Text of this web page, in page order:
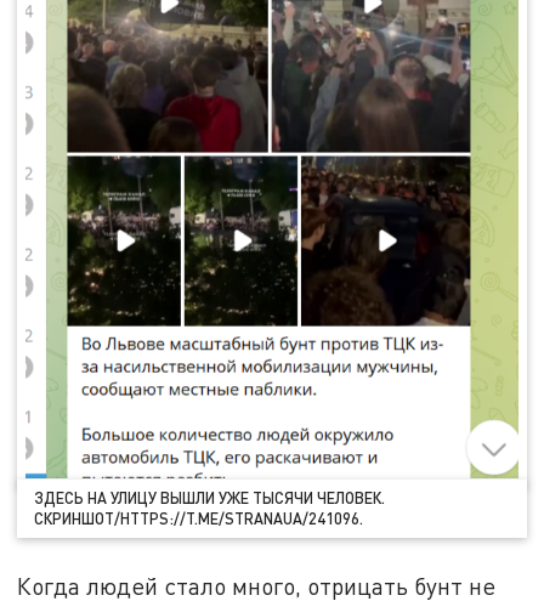
ЗДЕСЬ НА УЛИЦУ ВЫШЛИ УЖЕ ТЫСЯЧИ ЧЕЛОВЕК.
СКРИНШОТ/HTTPS://T.ME/STRANAUA/241096.
Когда людей стало много, отрицать бунт не